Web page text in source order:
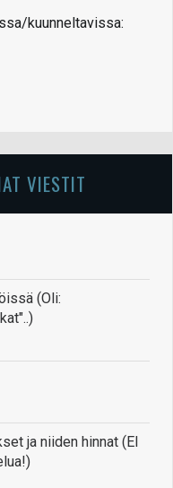
kuunneltavissa:
VIESTIT
(Oli:
ja niiden hinnat (EI